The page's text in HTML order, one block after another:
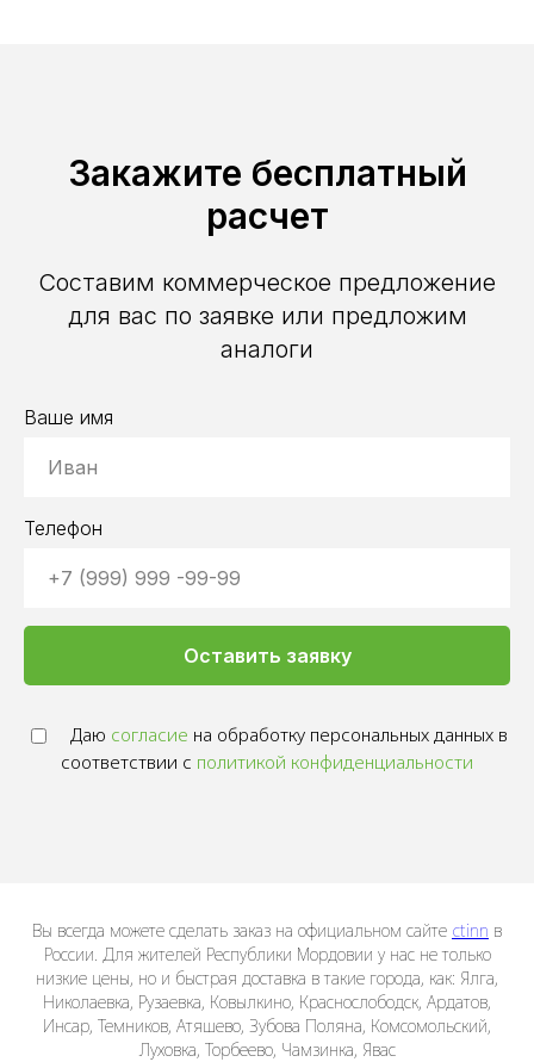
Закажите бесплатный
расчет
Составим коммерческое предложение
для вас по заявке или предложим
аналоги
Ваше имя
Телефон
Оставить заявку
Даю согласие на обработку персональных данных в
соответствии с политикой конфиденциальности
Вы всегда можете сделать заказ на официальном сайте ctinn в
России. Для жителей Республики Мордовии у нас не только
низкие цены, но и быстрая доставка в такие города, как: Ялга,
Николаевка, Рузаевка, Ковылкино, Краснослободск, Ардатов,
Инсар, Темников, Атяшево, Зубова Поляна, Комсомольский,
Луховка, Торбеево, Чамзинка, Явас